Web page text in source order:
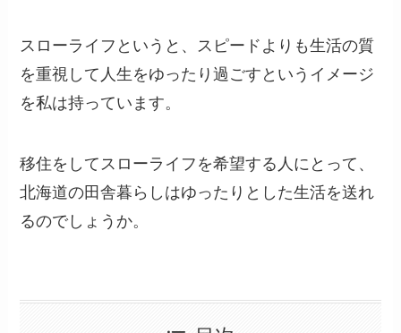
スローライフというと、スピードよりも生活の質
を重視して人生をゆったり過ごすというイメージ
を私は持っています。
移住をしてスローライフを希望する人にとって、
北海道の田舎暮らしはゆったりとした生活を送れ
るのでしょうか。